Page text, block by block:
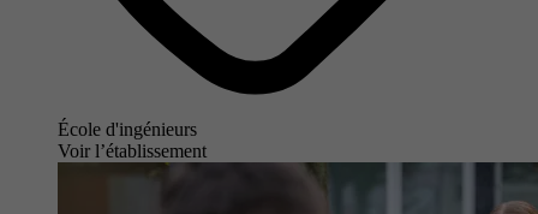
École d'ingénieurs
Voir l’établissement